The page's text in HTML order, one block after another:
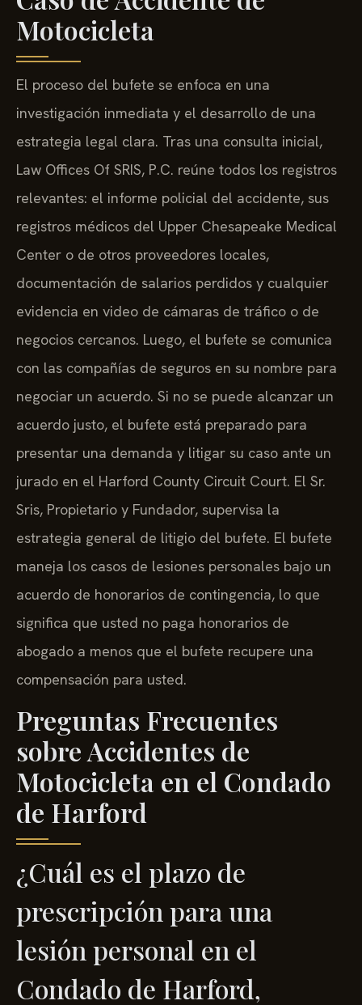
Motocicleta
El proceso del bufete se enfoca en una
investigación inmediata y el desarrollo de una
estrategia legal clara. Tras una consulta inicial,
Law Offices Of SRIS, P.C. reúne todos los registros
relevantes: el informe policial del accidente, sus
registros médicos del Upper Chesapeake Medical
Center o de otros proveedores locales,
documentación de salarios perdidos y cualquier
evidencia en video de cámaras de tráfico o de
negocios cercanos. Luego, el bufete se comunica
con las compañías de seguros en su nombre para
negociar un acuerdo. Si no se puede alcanzar un
acuerdo justo, el bufete está preparado para
presentar una demanda y litigar su caso ante un
jurado en el Harford County Circuit Court. El Sr.
Sris, Propietario y Fundador, supervisa la
estrategia general de litigio del bufete. El bufete
maneja los casos de lesiones personales bajo un
acuerdo de honorarios de contingencia, lo que
significa que usted no paga honorarios de
abogado a menos que el bufete recupere una
compensación para usted.
Preguntas Frecuentes
sobre Accidentes de
Motocicleta en el Condado
de Harford
¿Cuál es el plazo de
prescripción para una
lesión personal en el
Condado de Harford,